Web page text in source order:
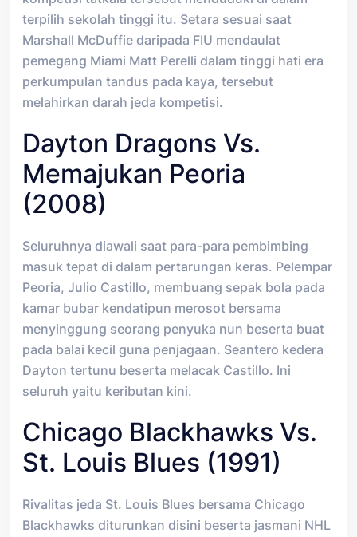
terpilih sekolah tinggi itu. Setara sesuai saat
Marshall McDuffie daripada FIU mendaulat
pemegang Miami Matt Perelli dalam tinggi hati era
perkumpulan tandus pada kaya, tersebut
melahirkan darah jeda kompetisi.
Dayton Dragons Vs.
Memajukan Peoria
(2008)
Seluruhnya diawali saat para-para pembimbing
masuk tepat di dalam pertarungan keras. Pelempar
Peoria, Julio Castillo, membuang sepak bola pada
kamar bubar kendatipun merosot bersama
menyinggung seorang penyuka nun beserta buat
pada balai kecil guna penjagaan. Seantero kedera
Dayton tertunu beserta melacak Castillo. Ini
seluruh yaitu keributan kini.
Chicago Blackhawks Vs.
St. Louis Blues (1991)
Rivalitas jeda St. Louis Blues bersama Chicago
Blackhawks diturunkan disini beserta jasmani NHL